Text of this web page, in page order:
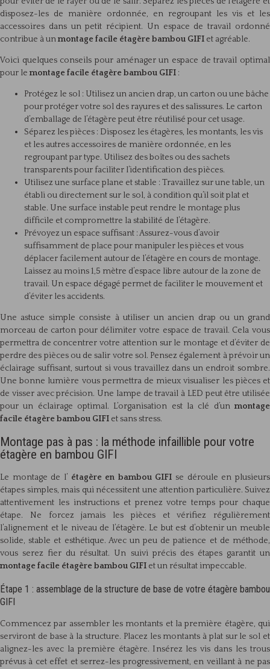
disposez-les de manière ordonnée, en regroupant les vis et les
accessoires dans un petit récipient. Un espace de travail ordonné
contribue à unmontage facile étagère bambou GIFI et agréable.
Voici quelques conseils pour aménager un espace de travail optimal
pour le montage facile étagère bambou GIFI :
Protégez le sol : Utilisez un ancien drap, un carton ou une bâche
pour protéger votre sol des rayures et des salissures. Le carton
d’emballage de l’étagère peut être réutilisé pour cet usage.
Séparez les pièces : Disposez les étagères, les montants, les vis
et les autres accessoires de manière ordonnée, en les
regroupant par type. Utilisez des boîtes ou des sachets
transparents pour faciliter l’identification des pièces.
Utilisez une surface plane et stable : Travaillez sur une table, un
établi ou directement sur le sol, à condition qu’il soit plat et
stable. Une surface instable peut rendre le montage plus
difficile et compromettre la stabilité de l’étagère.
Prévoyez un espace suffisant : Assurez-vous d’avoir
suffisamment de place pour manipuler les pièces et vous
déplacer facilement autour de l’étagère en cours de montage.
Laissez au moins 1,5 mètre d’espace libre autour de la zone de
travail. Un espace dégagé permet de faciliter le mouvement et
d’éviter les accidents.
Une astuce simple consiste à utiliser un ancien drap ou un grand
morceau de carton pour délimiter votre espace de travail. Cela vous
permettra de concentrer votre attention sur le montage et d’éviter de
perdre des pièces ou de salir votre sol. Pensez également à prévoir un
éclairage suffisant, surtout si vous travaillez dans un endroit sombre.
Une bonne lumière vous permettra de mieux visualiser les pièces et
de visser avec précision. Une lampe de travail à LED peut être utilisée
pour un éclairage optimal. L’organisation est la clé d’un montage
facile étagère bambou GIFI et sans stress.
Montage pas à pas : la méthode infaillible pour votre
étagère en bambou GIFI
Le montage de l’ étagère en bambou GIFI se déroule en plusieurs
étapes simples, mais qui nécessitent une attention particulière. Suivez
attentivement les instructions et prenez votre temps pour chaque
étape. Ne forcez jamais les pièces et vérifiez régulièrement
l’alignement et le niveau de l’étagère. Le but est d’obtenir un meuble
solide, stable et esthétique. Avec un peu de patience et de méthode,
vous serez fier du résultat. Un suivi précis des étapes garantit un
montage facile étagère bambou GIFI et un résultat impeccable.
Étape 1 : assemblage de la structure de base de votre étagère bambou
GIFI
Commencez par assembler les montants et la première étagère, qui
serviront de base à la structure. Placez les montants à plat sur le sol et
alignez-les avec la première étagère. Insérez les vis dans les trous
prévus à cet effet et serrez-les progressivement, en veillant à ne pas